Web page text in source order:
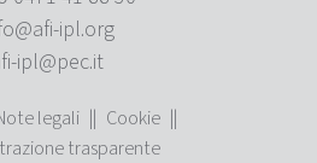
ipl.org
ipl@pec.it
legali || Cookie ||
trasparente